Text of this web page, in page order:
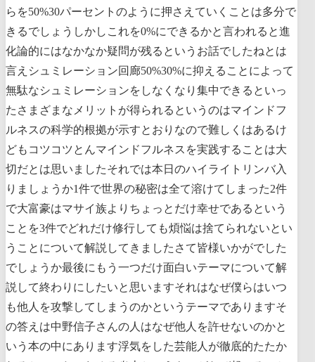
らを50%30パーセントのように押さえていくことは多分で
きるでしょうしかしこれを0%にできるかと言われると進
化論的にはなかなか疑問が残るというお話でしたねとは
言えシュミレーション回廊50%30%に抑えることによって
無駄なシュミレーションをしなくなり集中できるといっ
たさまざまなメリットが得られるというのはマインドフ
ルネスの科学的根拠が示すとおりなので難しくはあるけ
どもコツコツとんマインドフルネスを実践することは大
切だとは思いましたそれでは本日のハイライトリンバ入
りましょうか1件で世界の秘密は全て溶けてしまった2件
で大富豪はマサイ族よりちょっとだけ幸せであるという
ことを3件でどれだけ修行しても煩悩は捨てられないとい
うことについて解説してきましたさて皆様いかがでした
でしょうか最後にもう一つだけ面白いテーマについて解
説して終わりにしたいと思いますそれはなぜ僕らはいつ
も他人を攻撃してしまうのかというテーマでありますそ
の答えは中野信子さんの人はなぜ他人を許せないのかと
いう本の中にあります浮気をした芸能人が徹底的たたか